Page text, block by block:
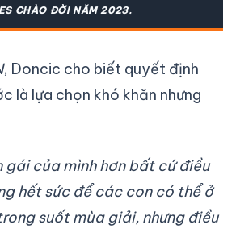
CHÀO ĐỜI NĂM 2023.
, Doncic cho biết quyết định
là lựa chọn khó khăn nhưng
gái của mình hơn bất cứ điều
hết sức để các con có thể ở
suốt mùa giải, nhưng điều